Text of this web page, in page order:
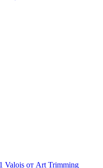
Valois от Art Trimming